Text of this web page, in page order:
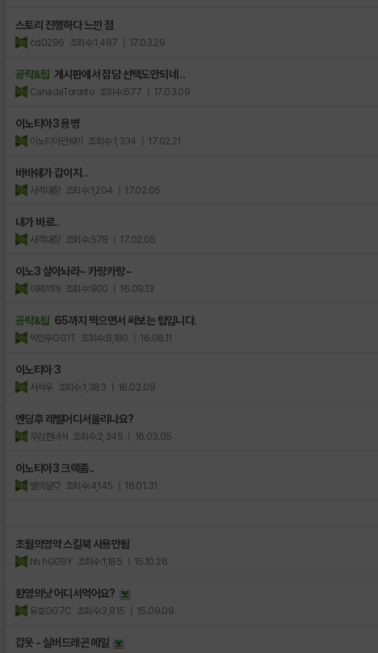
스토리 진행하다 느낀 점
cd0296 조회수:1,487 | 17.03.29
공략&팁 게시판에서 잡담 선택도안되네 ..
CanadaToronto 조회수:677 | 17.03.09
이노티아3 용병
이노티아만쉐이 조회수:1,334 | 17.02.21
바바쉐가 갑이지..
사격대장 조회수:1,204 | 17.02.05
내가 바로..
사격대장 조회수:578 | 17.02.05
이노3 살아놔라~ 카랑카랑~
이찌끼마 조회수:900 | 16.09.13
공략&팁 65까지 찍으면서 써보는 팁입니다.
박민우GG1T 조회수:8,180 | 16.08.11
이노티아 3
서석우 조회수:1,383 | 16.03.09
엔딩후 레벨어디서올리나요?
무심한녀석 조회수:2,345 | 16.03.05
이노티아3 크랙좀..
별의달♡ 조회수:4,145 | 16.01.31
초월의영약 스킬북 사용안됨
hh hGG9Y 조회수:1,185 | 15.10.26
환영의낫 어디서먹어요?
유호GG7C 조회수:3,815 | 15.09.09
갑옷 - 실버드래곤 메일